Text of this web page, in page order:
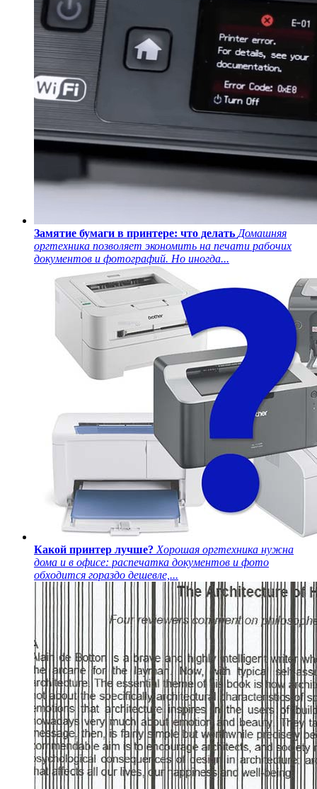
Замятие бумаги в принтере: что делать Домашняя
оргтехника позволяет экономить на печати рабочих
документов и фотографий. Но иногда...
Какой принтер лучше? Хорошая оргтехника нужна
дома и в офисе: распечатка документов и фото
обходится гораздо дешевле,...